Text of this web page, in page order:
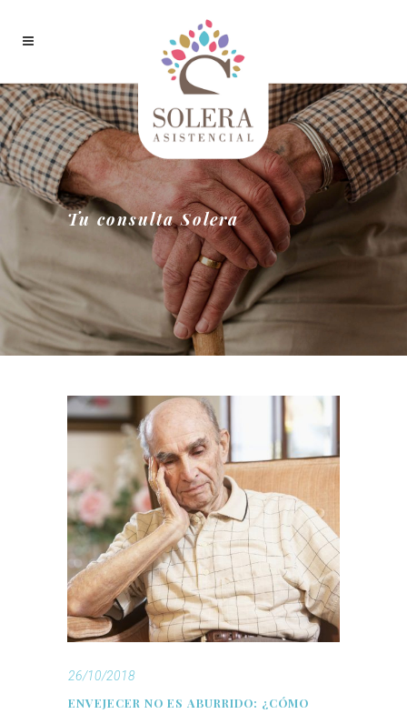
Tu consulta Solera
26/10/2018
ENVEJECER NO ES ABURRIDO: ¿CÓMO